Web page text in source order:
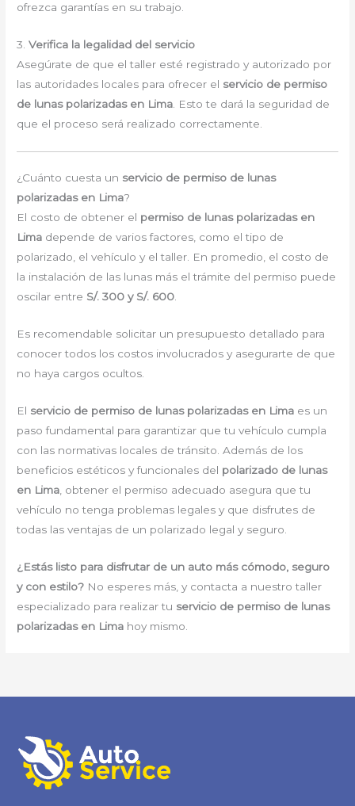
ofrezca garantías en su trabajo.
3.Verifica la legalidad del servicio
Asegúrate de que el taller esté registrado y autorizado por
las autoridades locales para ofrecer el servicio de permiso
de lunas polarizadas en Lima . Esto te dará la seguridad de
que el proceso será realizado correctamente.
¿Cuánto cuesta un servicio de permiso de lunas
polarizadas en Lima?
El costo de obtener el permiso de lunas polarizadas en
Lima depende de varios factores, como el tipo de
polarizado, el vehículo y el taller. En promedio, el costo de
la instalación de las lunas más el trámite del permiso puede
oscilar entre S/. 300 y S/. 600.
Es recomendable solicitar un presupuesto detallado para
conocer todos los costos involucrados y asegurarte de que
no haya cargos ocultos.
El servicio de permiso de lunas polarizadas en Lima es un
paso fundamental para garantizar que tu vehículo cumpla
con las normativas locales de tránsito. Además de los
beneficios estéticos y funcionales del polarizado de lunas
en Lima , obtener el permiso adecuado asegura que tu
vehículo no tenga problemas legales y que disfrutes de
todas las ventajas de un polarizado legal y seguro.
¿Estás listo para disfrutar de un auto más cómodo, seguro
y con estilo? No esperes más, y contacta a nuestro taller
especializado para realizar tu servicio de permiso de lunas
polarizadas en Lima hoy mismo.